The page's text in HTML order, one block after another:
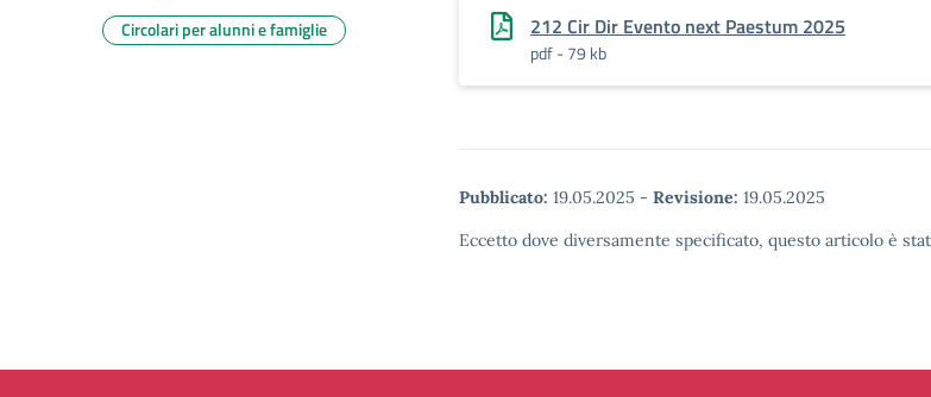
212 Cir Dir Evento next Paestum 2025
pdf - 79 kb
Pubblicato: 19.05.2025 - Revisione: 19.05.2025
Eccetto dove diversamente specificato, questo articolo è
Circolari per alunni e famiglie